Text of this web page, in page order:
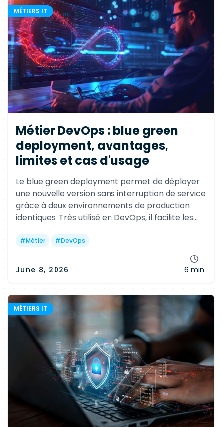
MÉTIERS IT
Métier DevOps : blue green
deployment, avantages,
limites et cas d'usage
Le blue green deployment permet de déployer
une nouvelle version sans interruption de service
grâce à deux environnements de production
identiques. Très utilisé en DevOps, il facilite les
du monitoring et des ressources
#Métier #DevOps
June 8, 2026 6 min
MÉTIERS IT